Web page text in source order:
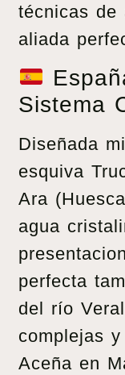
técnicas de
aliada
Sistema
Diseñada
esquiva
Ara
agua
perfecta
del río
complejas
Aceña en